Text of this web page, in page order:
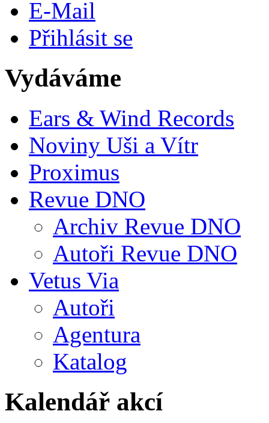
E-Mail
Přihlásit se
Vydáváme
Ears & Wind Records
Noviny Uši a Vítr
Proximus
Revue DNO
Archiv Revue DNO
Autoři Revue DNO
Vetus Via
Autoři
Agentura
Katalog
Kalendář akcí